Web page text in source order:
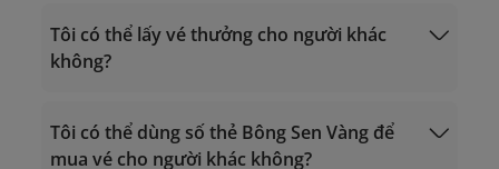
cho hội viên Triệu Dặm, Bạch Kim, Vàng):
trong vòng 2 ngày làm việc tính từ ngày
bay.
cho hội viên Titan, Bạc, Đăng ký): trong
vòng 3 ngày làm việc tính từ ngày bay.
Giờ hoạt động 24/7
Gọi trong lãnh thổ Việt Nam: 1900 1800
Gọi trong lãnh thổ Việt Nam: 1900 1800
Gọi từ nước ngoài về Việt Nam: +84 24
Tôi có thể lấy vé thưởng cho người khác
không?
Tôi có thể dùng số thẻ Bông Sen Vàng để
mua vé cho người khác không?